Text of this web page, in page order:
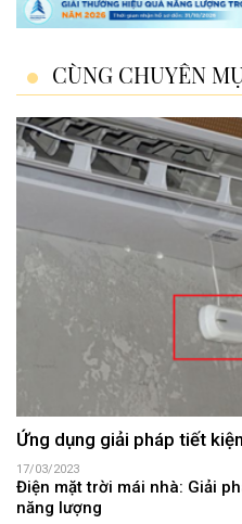
CÙNG CHUYÊN
Ứng dụng giải pháp tiết
17/03/2023
Điện mặt trời mái nhà: Giải
năng lượng